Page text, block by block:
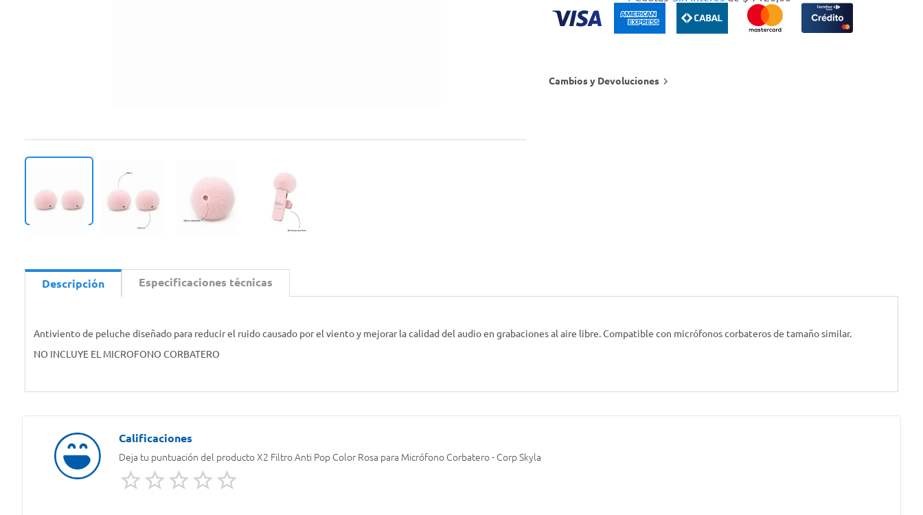
Cambios y Devoluciones
Descripción Especificaciones técnicas
Antiviento de peluche diseñado para reducir el ruido causado por el viento y mejorar la calidad del audio en grabaciones al aire libre. Compatible con micrófonos corbateros de tamaño similar.
NO INCLUYE EL MICROFONO CORBATERO
Deja tu puntuación del productoX2 Filtro Anti Pop Color Rosa para Micrófono Corbatero - Corp Skyla